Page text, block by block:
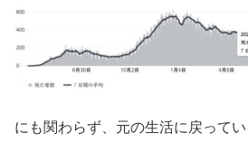
にも関わらず、元の生活に戻ってい